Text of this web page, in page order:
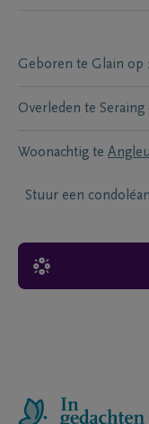
Geboren te Glain op
Overleden te Seraing
Woonachtig te
Stuur een